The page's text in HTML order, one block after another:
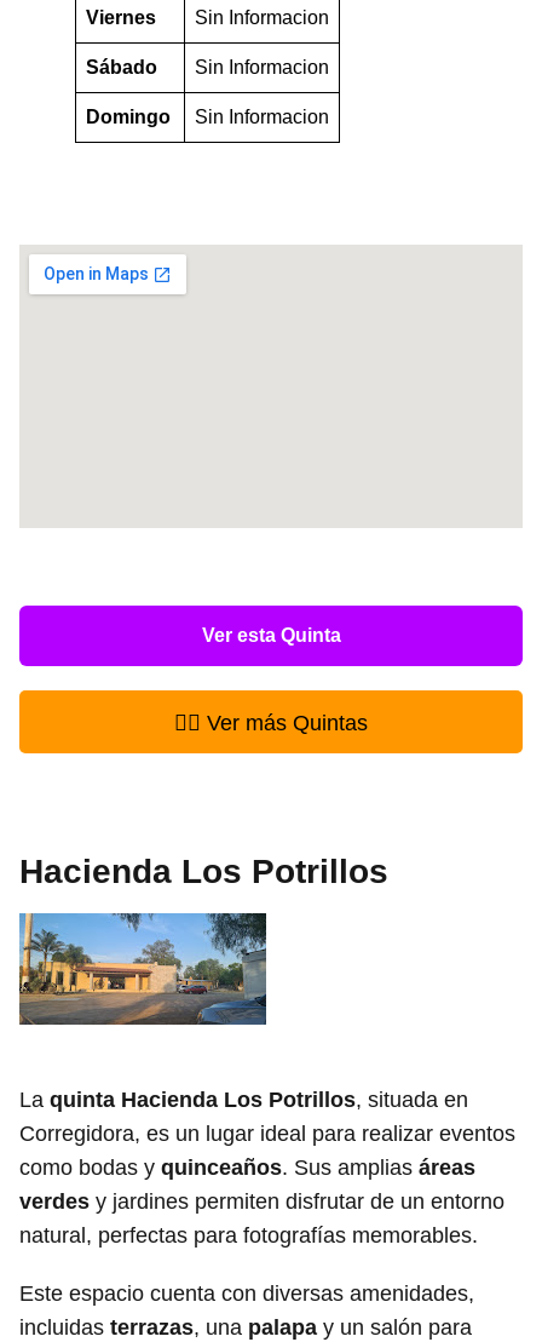
Viernes Sin Informacion
Sábado Sin Informacion
Domingo Sin Informacion
Ver esta Quinta
👉🏻 Ver más Quintas
Hacienda Los Potrillos
La quinta Hacienda Los Potrillos, situada en
Corregidora, es un lugar ideal para realizar eventos
como bodas y quinceaños. Sus amplias áreas
verdes y jardines permiten disfrutar de un entorno
natural, perfectas para fotografías memorables.
Este espacio cuenta con diversas amenidades,
incluidas terrazas, una palapa y un salón para